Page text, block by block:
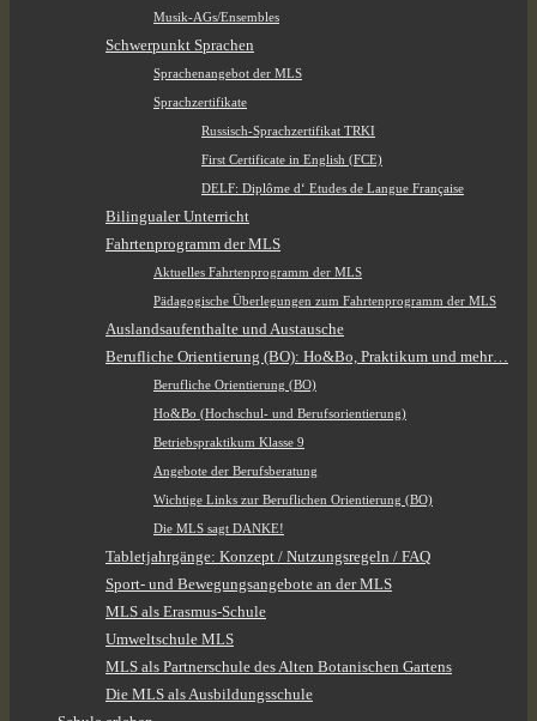
Musik-AGs/Ensembles
Schwerpunkt Sprachen
Sprachenangebot der MLS
Sprachzertifikate
Russisch-Sprachzertifikat TRKI
First Certificate in English (FCE)
DELF: Diplôme d‘ Etudes de Langue Française
Bilingualer Unterricht
Fahrtenprogramm der MLS
Aktuelles Fahrtenprogramm der MLS
Pädagogische Überlegungen zum Fahrtenprogramm der MLS
Auslandsaufenthalte und Austausche
Berufliche Orientierung (BO): Ho&Bo, Praktikum und mehr…
Berufliche Orientierung (BO)
Ho&Bo (Hochschul- und Berufsorientierung)
Betriebspraktikum Klasse 9
Angebote der Berufsberatung
Wichtige Links zur Beruflichen Orientierung (BO)
Die MLS sagt DANKE!
Tabletjahrgänge: Konzept / Nutzungsregeln / FAQ
Sport- und Bewegungsangebote an der MLS
MLS als Erasmus-Schule
Umweltschule MLS
MLS als Partnerschule des Alten Botanischen Gartens
Die MLS als Ausbildungsschule